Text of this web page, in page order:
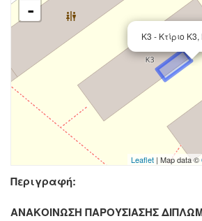
Κ3 - Κτίριο
-
Leaflet | Map data ©
Περιγραφή:
ΑΝΑΚΟΙΝΩΣΗ ΠΑΡΟΥΣΙΑΣΗΣ